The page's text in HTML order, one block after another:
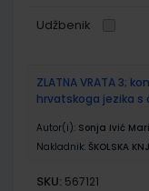
Udžbenik
ZLATNA VRATA 3;
hrvatskoga jezika s
Autor(i): Sonja Ivić
Nakladnik: ŠKOLSKA
SKU: 567121